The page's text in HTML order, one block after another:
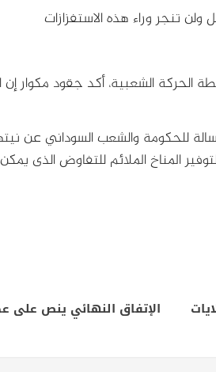
تنجر وراء هذه الاستفزازات
الشعبية، أكد جقود مكوار إن
للحكومة والشعب السوداني عن
المناخ الملائم للتفاوض الذى
الإتفاق النهائي ينص على